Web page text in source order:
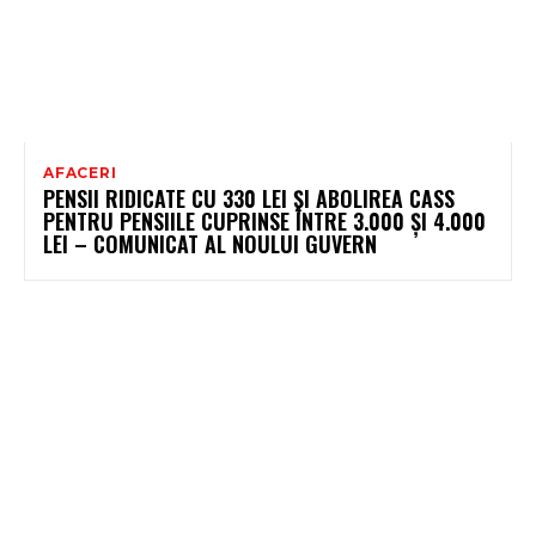
AFACERI
PENSII RIDICATE CU 330 LEI ȘI ABOLIREA CASS
PENTRU PENSIILE CUPRINSE ÎNTRE 3.000 ȘI 4.000
LEI – COMUNICAT AL NOULUI GUVERN